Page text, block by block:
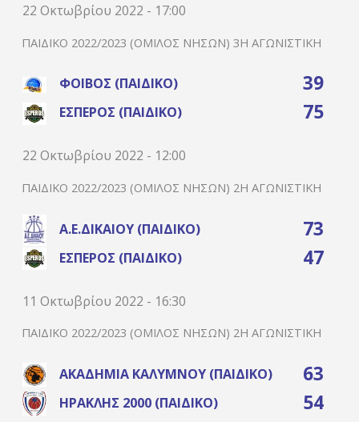
22 Οκτωβρίου 2022 - 17:00
ΠΑΙΔΙΚΌ 2022/2023 (ΌΜΙΛΟΣ ΝΉΣΩΝ) 3Η ΑΓΩΝΙΣΤΙΚΉ
ΦΟΊΒΟΣ (ΠΑΙΔΙΚΌ) 39
ΈΣΠΕΡΟΣ (ΠΑΙΔΙΚΌ) 75
22 Οκτωβρίου 2022 - 12:00
ΠΑΙΔΙΚΌ 2022/2023 (ΌΜΙΛΟΣ ΝΉΣΩΝ) 2Η ΑΓΩΝΙΣΤΙΚΉ
Α.Ε.ΔΙΚΑΊΟΥ (ΠΑΙΔΙΚΌ) 73
ΈΣΠΕΡΟΣ (ΠΑΙΔΙΚΌ) 47
11 Οκτωβρίου 2022 - 16:30
ΠΑΙΔΙΚΌ 2022/2023 (ΌΜΙΛΟΣ ΝΉΣΩΝ) 2Η ΑΓΩΝΙΣΤΙΚΉ
ΑΚΑΔΗΜΊΑ ΚΑΛΎΜΝΟΥ (ΠΑΙΔΙΚΌ) 63
ΗΡΑΚΛΉΣ 2000 (ΠΑΙΔΙΚΌ) 54